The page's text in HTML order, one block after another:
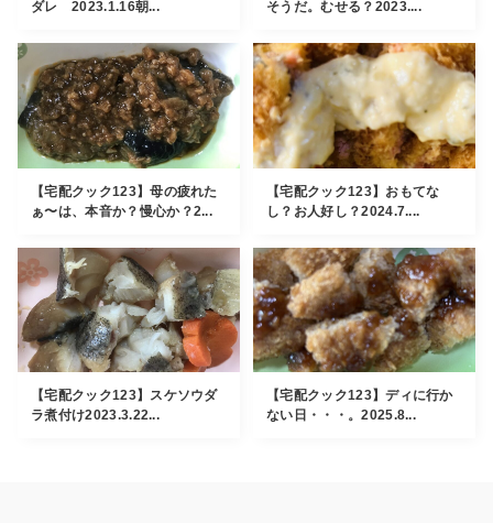
ダレ 2023.1.16朝... そうだ。むせる？2023....
【宅配クック123】母の疲れた
ぁ〜は、本音か？慢心か？2...
【宅配クック123】おもてな
し？お人好し？2024.7....
【宅配クック123】スケソウダ
ラ煮付け2023.3.22...
【宅配クック123】ディに行か
ない日・・・。2025.8...